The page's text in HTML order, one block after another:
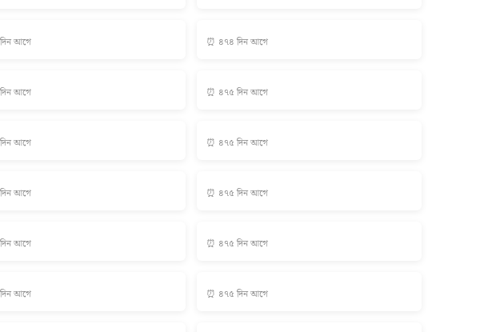
আগে ⏰ ৪৭৪ দিন আগে
আগে ⏰ ৪৭৫ দিন আগে
আগে ⏰ ৪৭৫ দিন আগে
আগে ⏰ ৪৭৫ দিন আগে
আগে ⏰ ৪৭৫ দিন আগে
আগে ⏰ ৪৭৫ দিন আগে